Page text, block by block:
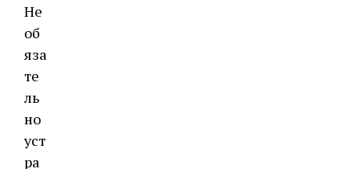
Не
об
яза
те
ль
но
уст
ра